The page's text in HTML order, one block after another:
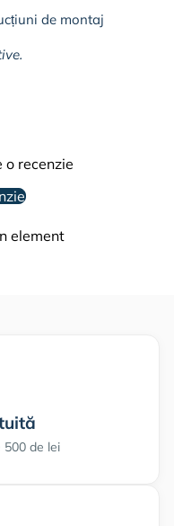
de montaj
o recenzie
element
500 de lei